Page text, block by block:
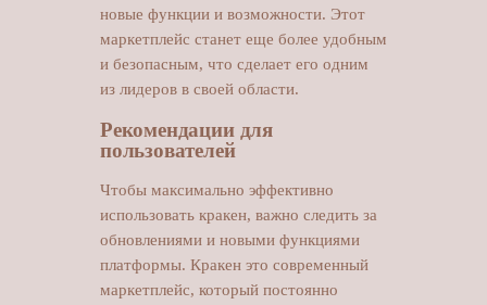
новые функции и возможности. Этот
маркетплейс станет еще более удобным
и безопасным, что сделает его одним
из лидеров в своей области.
Рекомендации для
пользователей
Чтобы максимально эффективно
использовать кракен, важно следить за
обновлениями и новыми функциями
платформы. Кракен это современный
маркетплейс, который постоянно